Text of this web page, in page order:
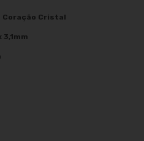
Coração Cristal
3,1mm